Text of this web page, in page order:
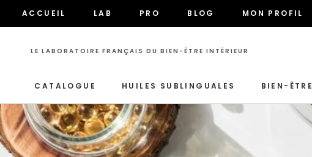
ACCUEIL LAB PRO BLOG MON PROFIL
LE LABORATOIRE FRANÇAIS DU BIEN-ÊTRE INTÉRIEUR
CATALOGUE
HUILES SUBLINGUALES BIEN-ÊTRE